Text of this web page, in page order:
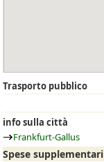
Trasporto pubblico
info sulla città
Frankfurt-Gallus
Spese supplementari